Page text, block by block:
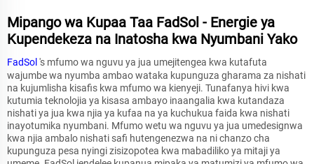
Mipango wa Kupaa Taa FadSol - Energie ya
Kupendekeza na Inatosha kwa Nyumbani Yako
FadSol 's mfumo wa nguvu ya jua umejitengea kwa kutafuta
wajumbe wa nyumba ambao wataka kupunguza gharama za nishati
na kujumlisha kisafis kwa mfumo wa kienyeji. Tunafanya hivi kwa
kutumia teknolojia ya kisasa ambayo inaangalia kwa kutandaza
nishati ya jua kwa njia ya kufaa na ya kuchukua faida kwa nishati
inayotumika nyumbani. Mfumo wetu wa nguvu ya jua umedesignwa
kwa njia ambalo nishati safi hutengenezwa na ni chanzo cha
kupunguza pesa nyingi zisizopotea kwa mabadiliko ya mitaji ya